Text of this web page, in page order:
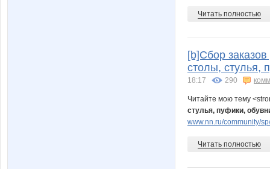
Читать полностью
[b]Сбор
столы, стулья,
18:17 290
Читайте мою тему
стулья, пуфики,
www.nn.ru/community/
Читать полностью